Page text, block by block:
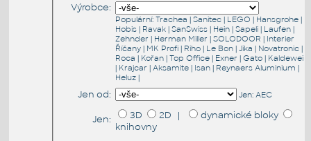
Výrobce:
Populární: Trachea | Sanitec| LEGO | Hansgrohe|
Hobis| Ravak| SanSwiss| Hein| Sapeli| Laufen|
Zehnder | Herman Miller | SOLODOOR | Interier
Říčany| MK Profi| Riho| Le Bon| Jika | Novatronic|
Roca | Kořan| Top Office| Exner | Gato| Kaldewei
| Krajcar | Aksamite| Isan| Reynaers Aluminium |
Heluz|
Jen od: Jen: AEC
Jen: 3D 2D |
dynamické bloky
knihovny